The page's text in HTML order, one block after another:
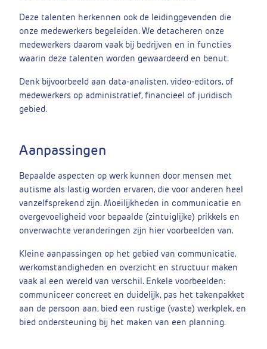
Deze talenten herkennen ook de leidinggevenden die
onze medewerkers begeleiden. We detacheren onze
medewerkers daarom vaak bij bedrijven en in functies
waarin deze talenten worden gewaardeerd en benut.
Denk bijvoorbeeld aan data-analisten, video-editors, of
medewerkers op administratief, financieel of juridisch
gebied.
Aanpassingen
Bepaalde aspecten op werk kunnen door mensen met
autisme als lastig worden ervaren, die voor anderen heel
vanzelfsprekend zijn. Moeilijkheden in communicatie en
overgevoeligheid voor bepaalde (zintuiglijke) prikkels en
onverwachte veranderingen zijn hier voorbeelden van.
Kleine aanpassingen op het gebied van communicatie,
werkomstandigheden en overzicht en structuur maken
vaak al een wereld van verschil. Enkele voorbeelden:
communiceer concreet en duidelijk, pas het takenpakket
aan de persoon aan, bied een rustige (vaste) werkplek, en
bied ondersteuning bij het maken van een planning.